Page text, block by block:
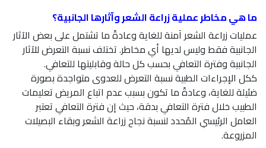
ما هي مخاطر عملية زراعة الشعر وآثارها الجانبية؟
عمليات زراعة الشعر آمنة للغاية وعادةً ما تشتمل على بعض الآثار
الجانبية فقط وليس لديها أي مخاطر. تختلف نسبة التعرض للآثار
الجانبية وفترة التعافي بحسب كل حالة وقابليتها للتعافي.
ككل الإجراءات الطبية نسبة التعرض للعدوى متواجدة بصورة
ضئيلة للغاية، وعادةً ما تكون بسبب عدم اتباع المريض تعليمات
الطبيب خلال فترة التعافي بدقة، حيث إن فترة التعافي تعتبر
العامل الرئيسي المُحدد لنسبة نجاح زراعة الشعر وبقاء البصيلات
المزروعة.